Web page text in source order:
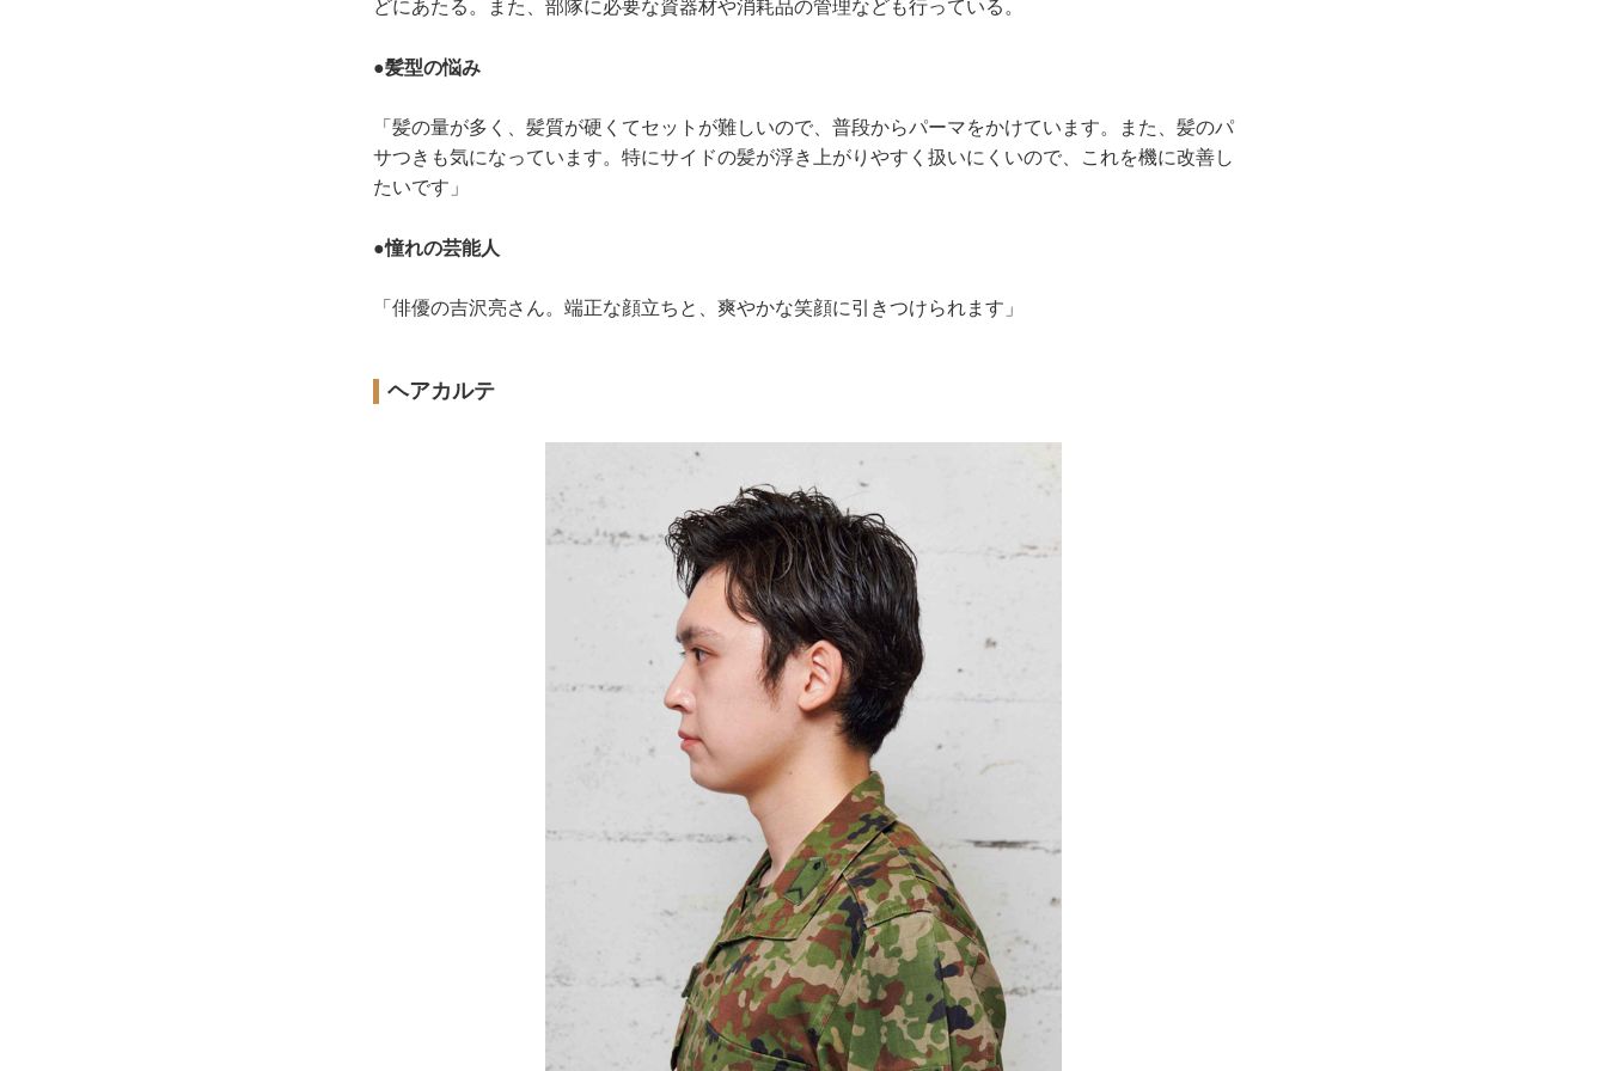
どにあたる。また、部隊に必要な資器材や消耗品の管理なども行っている。
●髪型の悩み
「髪の量が多く、髪質が硬くてセットが難しいので、普段からパーマをかけています。また、髪のパ
サつきも気になっています。特にサイドの髪が浮き上がりやすく扱いにくいので、これを機に改善し
たいです」
●憧れの芸能人
「俳優の吉沢亮さん。端正な顔立ちと、爽やかな笑顔に引きつけられます」
ヘアカルテ